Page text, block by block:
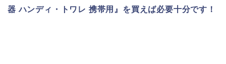
器 ハンディ・トワレ 携帯用』を買えば必要十分です！